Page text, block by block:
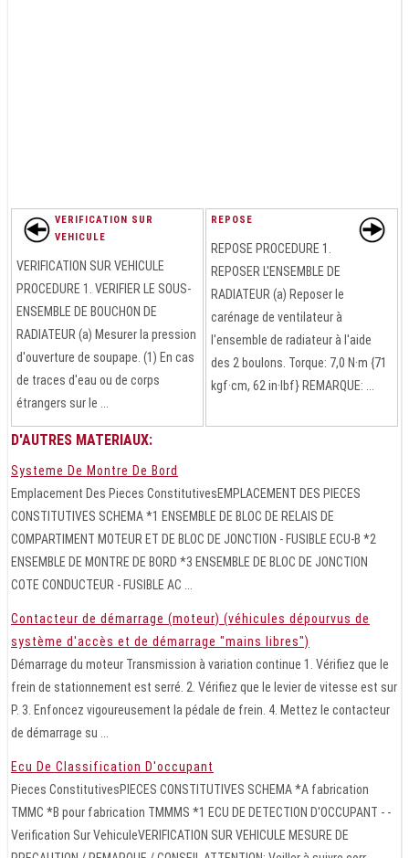
VERIFICATION SUR
VEHICULE
VERIFICATION SUR VEHICULE
PROCEDURE 1. VERIFIER LE SOUS-
ENSEMBLE DE BOUCHON DE
RADIATEUR (a) Mesurer la pression
d'ouverture de soupape. (1) En cas
de traces d'eau ou de corps
étrangers sur le ...
REPOSE
REPOSE PROCEDURE 1.
REPOSER L'ENSEMBLE DE
RADIATEUR (a) Reposer le
carénage de ventilateur à
l'ensemble de radiateur à l'aide
des 2 boulons. Torque: 7,0 N·m {71
kgf·cm, 62 in·lbf} REMARQUE: ...
D'AUTRES MATERIAUX:
Systeme De Montre De Bord
Emplacement Des Pieces ConstitutivesEMPLACEMENT DES PIECES
CONSTITUTIVES SCHEMA *1 ENSEMBLE DE BLOC DE RELAIS DE
COMPARTIMENT MOTEUR ET DE BLOC DE JONCTION - FUSIBLE ECU-B *2
ENSEMBLE DE MONTRE DE BORD *3 ENSEMBLE DE BLOC DE JONCTION
COTE CONDUCTEUR - FUSIBLE AC ...
Contacteur de démarrage (moteur) (véhicules dépourvus de
système d'accès et de démarrage "mains libres")
Démarrage du moteur Transmission à variation continue 1. Vérifiez que le
frein de stationnement est serré. 2. Vérifiez que le levier de vitesse est sur
P. 3. Enfoncez vigoureusement la pédale de frein. 4. Mettez le contacteur
de démarrage su ...
Ecu De Classification D'occupant
Pieces ConstitutivesPIECES CONSTITUTIVES SCHEMA *A fabrication
TMMC *B pour fabrication TMMMS *1 ECU DE DETECTION D'OCCUPANT - -
Verification Sur VehiculeVERIFICATION SUR VEHICULE MESURE DE